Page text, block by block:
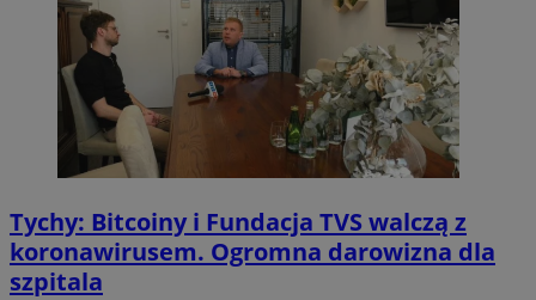
Tychy: Bitcoiny i Fundacja TVS walczą z
koronawirusem. Ogromna darowizna dla
szpitala